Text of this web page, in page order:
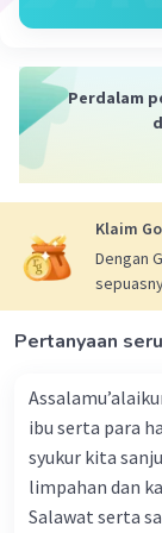
Dalam
Jakarta.
dan
dan
Anisa R
Perdalam
Klaim
Dengan
Pertanyaan
ibu serta para
syukur kita
limpahan dan
Salawat serta